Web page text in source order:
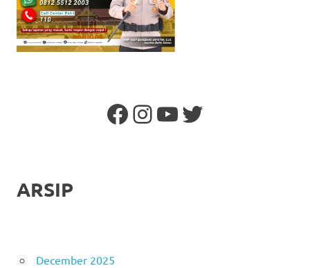
Facebook
Instagram
YouTube
Twitter
ARSIP
December 2025